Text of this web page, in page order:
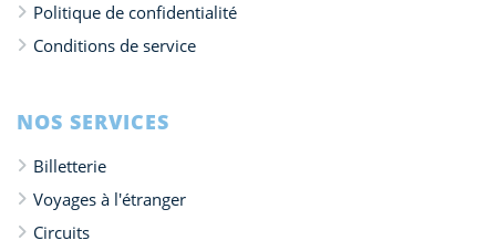
Politique de confidentialité
Conditions de service
NOS SERVICES
Billetterie
Voyages à l'étranger
Circuits